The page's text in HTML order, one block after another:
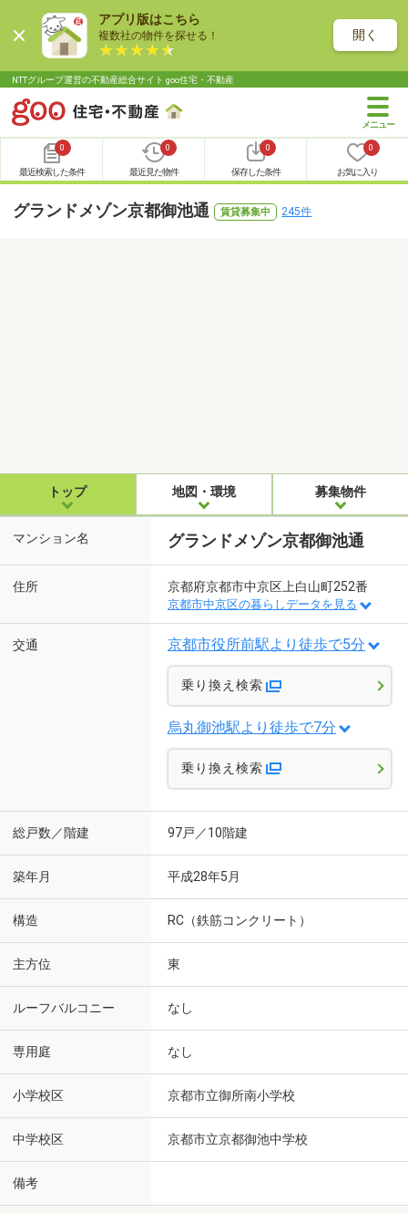
アプリ版はこちら
複数社の物件を探せる！ 開く
NTTグループ運営の不動産総合サイト goo住宅・不動産
0
最近検索した条件
0
最近見た物件
0
保存した条件
0
お気に入り
グランドメゾン京都御池通 賃貸募集中 245件
トップ 地図・環境 募集物件
マンション名 グランドメゾン京都御池通
住所 京都府京都市中京区上白山町252番
京都市中京区の暮らしデータを見る
交通 京都市役所前駅より徒歩で5分
乗り換え検索
烏丸御池駅より徒歩で7分
乗り換え検索
総戸数／階建 97戸／10階建
築年月 平成28年5月
構造 RC（鉄筋コンクリート）
主方位 東
ルーフバルコニー なし
専用庭 なし
小学校区 京都市立御所南小学校
中学校区 京都市立京都御池中学校
備考